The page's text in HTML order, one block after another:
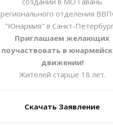
регионального отделения
"Юнармия" в Санкт-
Приглашаем желающих
поучаствовать в
движении!
Жителей старше 18 лет.
Скачать Заявление